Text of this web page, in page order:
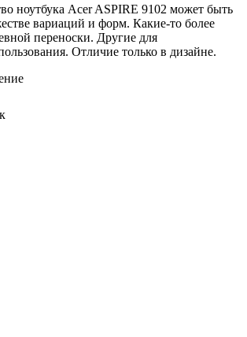
ноутбука Acer ASPIRE 9102 может быть
вариаций и форм. Какие-то более
переноски. Другие для
Отличие только в дизайне.